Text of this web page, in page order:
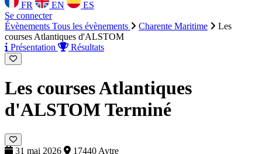
FR EN
ES
Se connecter
Évènements Tous les évènements Charente Maritime
Les
courses Atlantiques d'ALSTOM
Présentation
Résultats
Les courses Atlantiques
d'ALSTOMTerminé
31 mai 2026 17440 Aytre